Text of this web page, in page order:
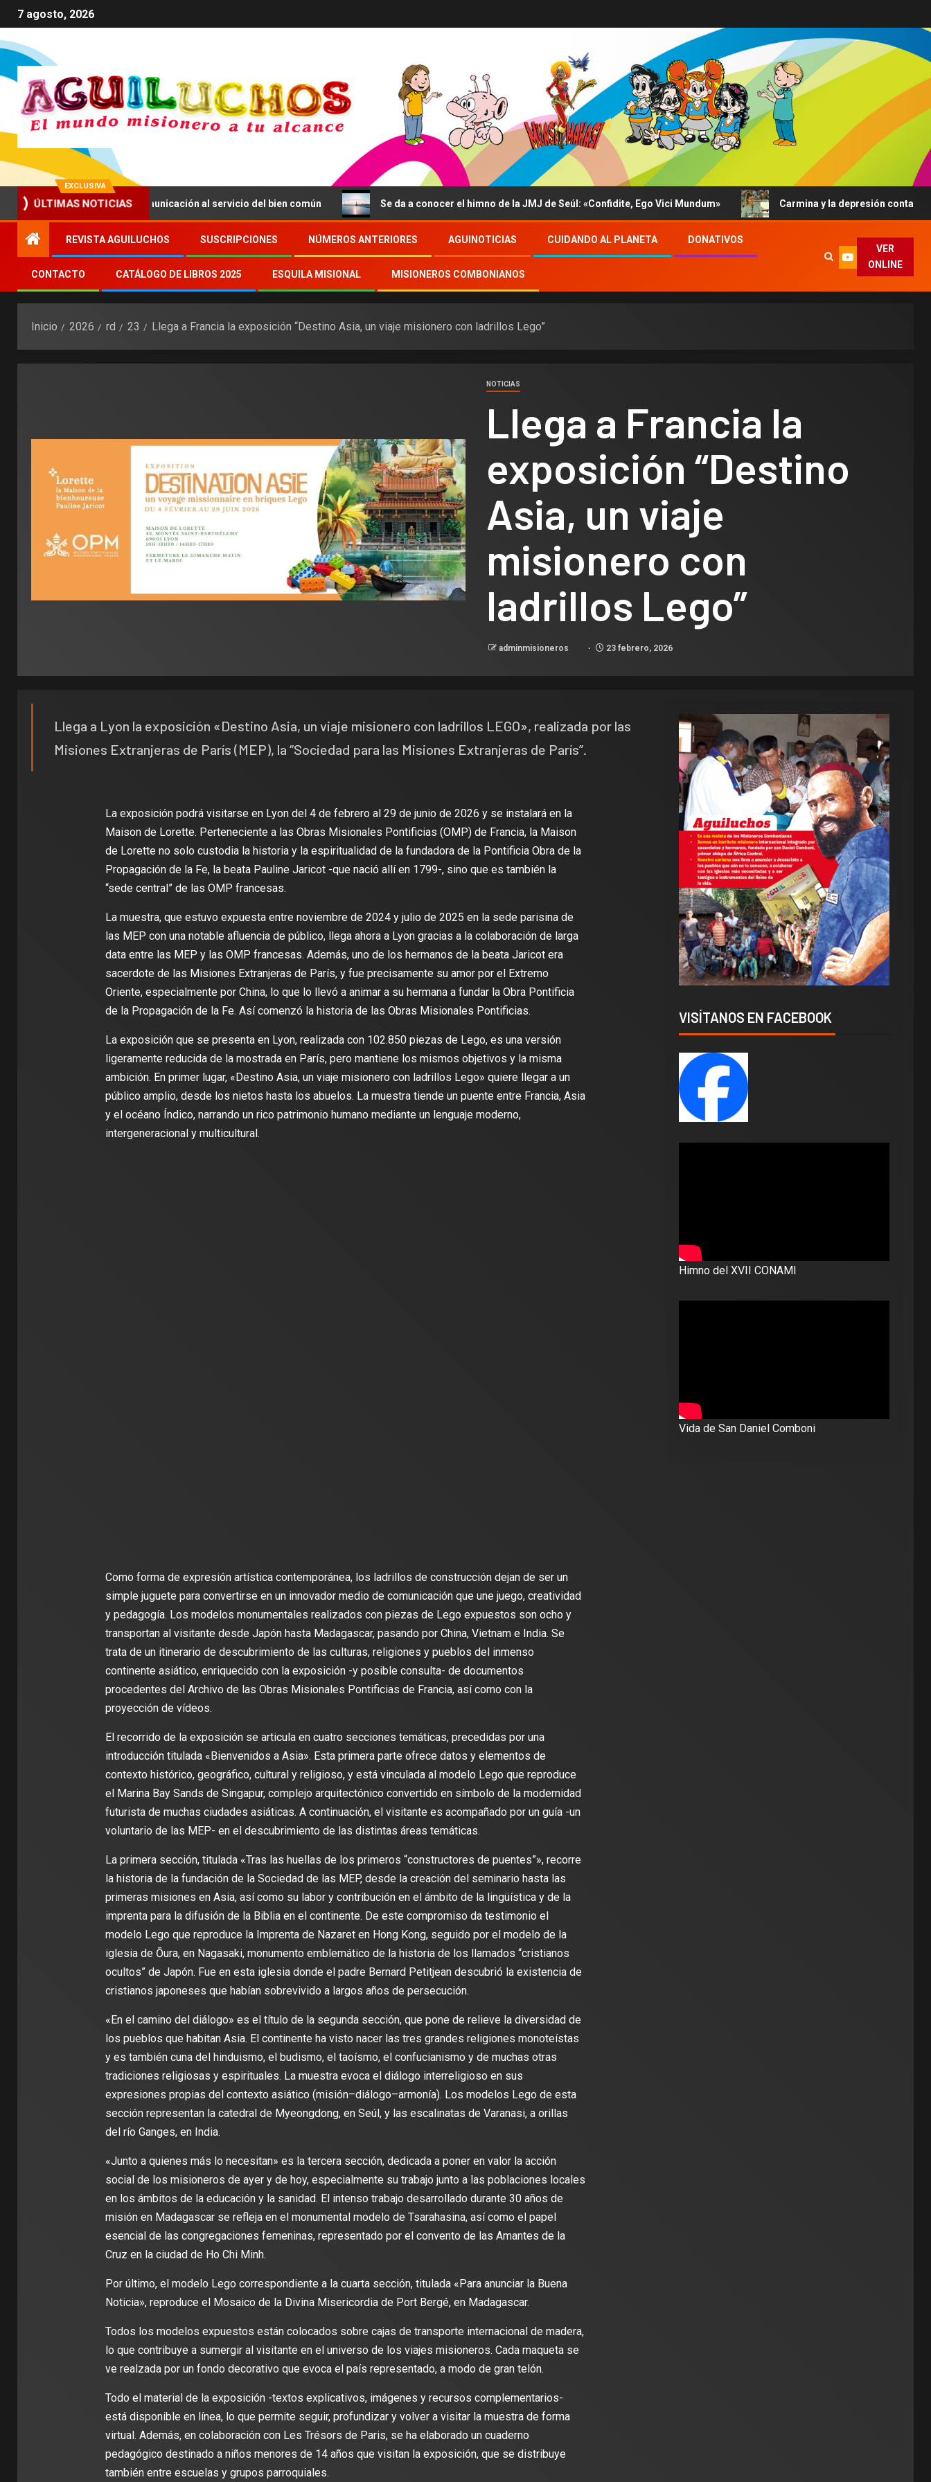
7 agosto, 2026
EXCLUSIVA
ÚLTIMAS NOTICIAS
a impulsar una comunicación al servicio del bien común Se da a conocer el himno de la JMJ de Seúl: «Confidite, Ego Vici Mundum» Carmina y la depresión contada al Papa:
REVISTA AGUILUCHOS SUSCRIPCIONES NÚMEROS ANTERIORES AGUINOTICIAS CUIDANDO AL PLANETA DONATIVOS
CONTACTO CATÁLOGO DE LIBROS 2025 ESQUILA MISIONAL MISIONEROS COMBONIANOS
VER
ONLINE
Inicio 2026 rd 23 Llega a Francia la exposición “Destino Asia, un viaje misionero con ladrillos Lego”
NOTICIAS
Llega a Francia la
exposición “Destino
Asia, un viaje
misionero con
ladrillos Lego”
adminmisioneros 23 febrero, 2026
Llega a Lyon la exposición «Destino Asia, un viaje misionero con ladrillos LEGO», realizada por las
Misiones Extranjeras de París (MEP), la “Sociedad para las Misiones Extranjeras de París”.
La exposición podrá visitarse en Lyon del 4 de febrero al 29 de junio de 2026 y se instalará en la
Maison de Lorette. Perteneciente a las Obras Misionales Pontificias (OMP) de Francia, la Maison
de Lorette no solo custodia la historia y la espiritualidad de la fundadora de la Pontificia Obra de la
Propagación de la Fe, la beata Pauline Jaricot -que nació allí en 1799-, sino que es también la
“sede central” de las OMP francesas.
La muestra, que estuvo expuesta entre noviembre de 2024 y julio de 2025 en la sede parisina de
las MEP con una notable afluencia de público, llega ahora a Lyon gracias a la colaboración de larga
data entre las MEP y las OMP francesas. Además, uno de los hermanos de la beata Jaricot era
sacerdote de las Misiones Extranjeras de París, y fue precisamente su amor por el Extremo
Oriente, especialmente por China, lo que lo llevó a animar a su hermana a fundar la Obra Pontificia
de la Propagación de la Fe. Así comenzó la historia de las Obras Misionales Pontificias.
La exposición que se presenta en Lyon, realizada con 102.850 piezas de Lego, es una versión
ligeramente reducida de la mostrada en París, pero mantiene los mismos objetivos y la misma
ambición. En primer lugar, «Destino Asia, un viaje misionero con ladrillos Lego» quiere llegar a un
público amplio, desde los nietos hasta los abuelos. La muestra tiende un puente entre Francia, Asia
y el océano Índico, narrando un rico patrimonio humano mediante un lenguaje moderno,
intergeneracional y multicultural.
Como forma de expresión artística contemporánea, los ladrillos de construcción dejan de ser un
simple juguete para convertirse en un innovador medio de comunicación que une juego, creatividad
y pedagogía. Los modelos monumentales realizados con piezas de Lego expuestos son ocho y
transportan al visitante desde Japón hasta Madagascar, pasando por China, Vietnam e India. Se
trata de un itinerario de descubrimiento de las culturas, religiones y pueblos del inmenso
continente asiático, enriquecido con la exposición -y posible consulta- de documentos
procedentes del Archivo de las Obras Misionales Pontificias de Francia, así como con la
proyección de vídeos.
El recorrido de la exposición se articula en cuatro secciones temáticas, precedidas por una
introducción titulada «Bienvenidos a Asia». Esta primera parte ofrece datos y elementos de
contexto histórico, geográfico, cultural y religioso, y está vinculada al modelo Lego que reproduce
el Marina Bay Sands de Singapur, complejo arquitectónico convertido en símbolo de la modernidad
futurista de muchas ciudades asiáticas. A continuación, el visitante es acompañado por un guía -un
voluntario de las MEP- en el descubrimiento de las distintas áreas temáticas.
La primera sección, titulada «Tras las huellas de los primeros “constructores de puentes”», recorre
la historia de la fundación de la Sociedad de las MEP, desde la creación del seminario hasta las
primeras misiones en Asia, así como su labor y contribución en el ámbito de la lingüística y de la
imprenta para la difusión de la Biblia en el continente. De este compromiso da testimonio el
modelo Lego que reproduce la Imprenta de Nazaret en Hong Kong, seguido por el modelo de la
iglesia de Ōura, en Nagasaki, monumento emblemático de la historia de los llamados “cristianos
ocultos” de Japón. Fue en esta iglesia donde el padre Bernard Petitjean descubrió la existencia de
cristianos japoneses que habían sobrevivido a largos años de persecución.
«En el camino del diálogo» es el título de la segunda sección, que pone de relieve la diversidad de
los pueblos que habitan Asia. El continente ha visto nacer las tres grandes religiones monoteístas
y es también cuna del hinduismo, el budismo, el taoísmo, el confucianismo y de muchas otras
tradiciones religiosas y espirituales. La muestra evoca el diálogo interreligioso en sus
expresiones propias del contexto asiático (misión–diálogo–armonía). Los modelos Lego de esta
sección representan la catedral de Myeongdong, en Seúl, y las escalinatas de Varanasi, a orillas
del río Ganges, en India.
«Junto a quienes más lo necesitan» es la tercera sección, dedicada a poner en valor la acción
social de los misioneros de ayer y de hoy, especialmente su trabajo junto a las poblaciones locales
en los ámbitos de la educación y la sanidad. El intenso trabajo desarrollado durante 30 años de
misión en Madagascar se refleja en el monumental modelo de Tsarahasina, así como el papel
esencial de las congregaciones femeninas, representado por el convento de las Amantes de la
Cruz en la ciudad de Ho Chi Minh.
Por último, el modelo Lego correspondiente a la cuarta sección, titulada «Para anunciar la Buena
Noticia», reproduce el Mosaico de la Divina Misericordia de Port Bergé, en Madagascar.
Todos los modelos expuestos están colocados sobre cajas de transporte internacional de madera,
lo que contribuye a sumergir al visitante en el universo de los viajes misioneros. Cada maqueta se
ve realzada por un fondo decorativo que evoca el país representado, a modo de gran telón.
Todo el material de la exposición -textos explicativos, imágenes y recursos complementarios-
está disponible en línea, lo que permite seguir, profundizar y volver a visitar la muestra de forma
virtual. Además, en colaboración con Les Trésors de Paris, se ha elaborado un cuaderno
pedagógico destinado a niños menores de 14 años que visitan la exposición, que se distribuye
también entre escuelas y grupos parroquiales.
VISÍTANOS EN FACEBOOK
Himno del XVII CONAMI
Vida de San Daniel Comboni